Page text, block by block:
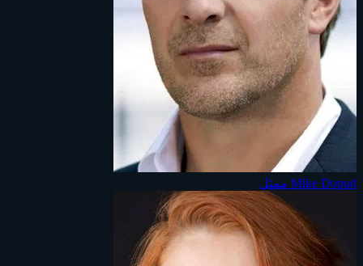
Mike Dopud ممثل